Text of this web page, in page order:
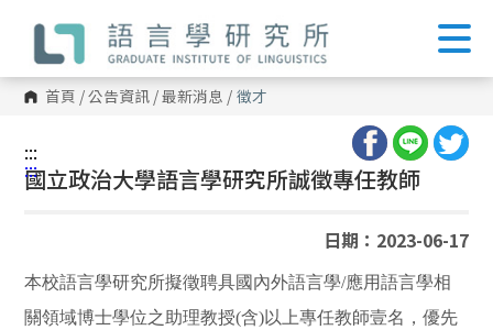
內
容 首頁 /公告資訊 /最新消息 / 徵才
:::
:::
國立政治大學語言學研究所誠徵專任教師
日期：2023-06-17
本校語言學研究所擬徵聘具國內外語言學/應用語言學相
關領域博士學位之助理教授(含)以上專任教師壹名，優先